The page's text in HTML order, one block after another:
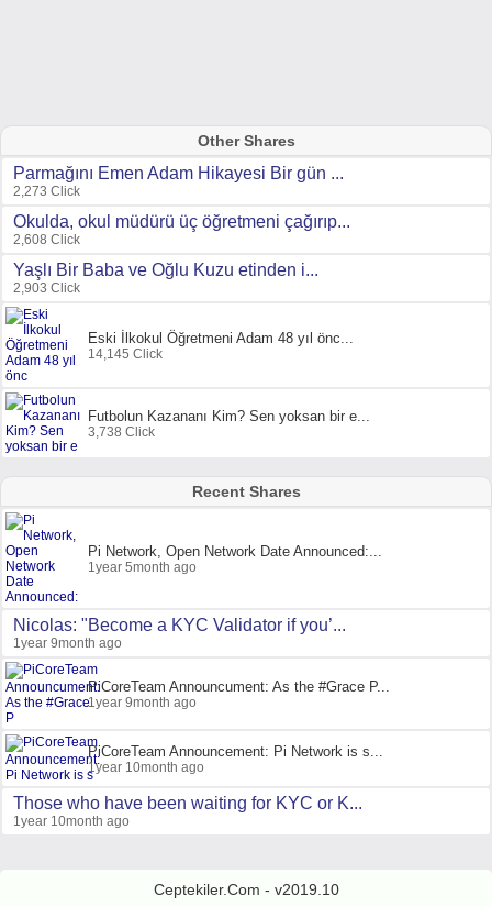
Other Shares
Parmağını Emen Adam Hikayesi Bir gün ...
2,273 Click
Okulda, okul müdürü üç öğretmeni çağırıp...
2,608 Click
Yaşlı Bir Baba ve Oğlu Kuzu etinden i...
2,903 Click
Eski İlkokul Öğretmeni Adam 48 yıl önc...
14,145 Click
Futbolun Kazananı Kim? Sen yoksan bir e...
3,738 Click
Recent Shares
Pi Network, Open Network Date Announced:...
1year 5month ago
Nicolas: "Become a KYC Validator if you’...
1year 9month ago
PiCoreTeam Announcument: As the #Grace P...
1year 9month ago
PiCoreTeam Announcement: Pi Network is s...
1year 10month ago
Those who have been waiting for KYC or K...
1year 10month ago
Ceptekiler.Com - v2019.10